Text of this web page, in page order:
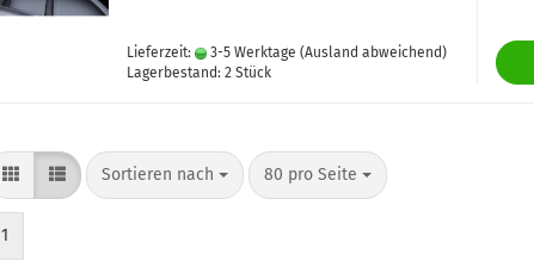
Lieferzeit: 3-5 Werktage (Ausland abweichend)
Lagerbestand: 2 Stück
Sortieren nach 80 pro Seite
1